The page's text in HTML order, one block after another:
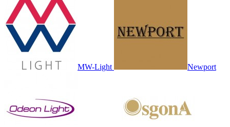
MW-Light Newport